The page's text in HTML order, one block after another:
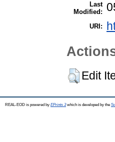
Last
Modified:
URI:
Edit
REAL-EOD is powered by EPrints 3which is developed by the